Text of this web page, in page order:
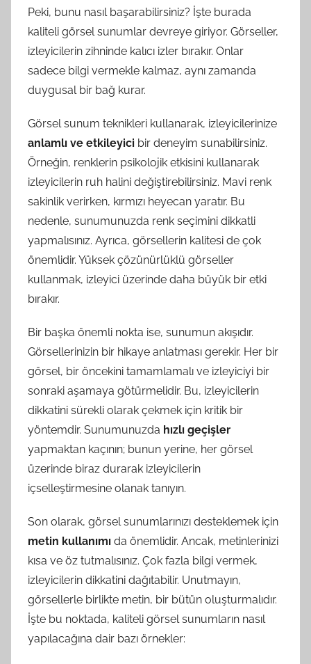
Peki, bunu nasıl başarabilirsiniz? İşte burada
kaliteli görsel sunumlar devreye giriyor. Görseller,
izleyicilerin zihninde kalıcı izler bırakır. Onlar
sadece bilgi vermekle kalmaz, aynı zamanda
duygusal bir bağ kurar.
Görsel sunum teknikleri kullanarak, izleyicilerinize
anlamlı ve etkileyici bir deneyim sunabilirsiniz.
Örneğin, renklerin psikolojik etkisini kullanarak
izleyicilerin ruh halini değiştirebilirsiniz. Mavi renk
sakinlik verirken, kırmızı heyecan yaratır. Bu
nedenle, sunumunuzda renk seçimini dikkatli
yapmalısınız. Ayrıca, görsellerin kalitesi de çok
önemlidir. Yüksek çözünürlüklü görseller
kullanmak, izleyici üzerinde daha büyük bir etki
bırakır.
Bir başka önemli nokta ise, sunumun akışıdır.
Görsellerinizin bir hikaye anlatması gerekir. Her bir
görsel, bir öncekini tamamlamalı ve izleyiciyi bir
sonraki aşamaya götürmelidir. Bu, izleyicilerin
dikkatini sürekli olarak çekmek için kritik bir
yöntemdir. Sunumunuzda hızlı geçişler
yapmaktan kaçının; bunun yerine, her görsel
üzerinde biraz durarak izleyicilerin
içselleştirmesine olanak tanıyın.
Son olarak, görsel sunumlarınızı desteklemek için
metin kullanımı da önemlidir. Ancak, metinlerinizi
kısa ve öz tutmalısınız. Çok fazla bilgi vermek,
izleyicilerin dikkatini dağıtabilir. Unutmayın,
görsellerle birlikte metin, bir bütün oluşturmalıdır.
İşte bu noktada, kaliteli görsel sunumların nasıl
yapılacağına dair bazı örnekler: